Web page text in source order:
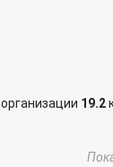
19.2